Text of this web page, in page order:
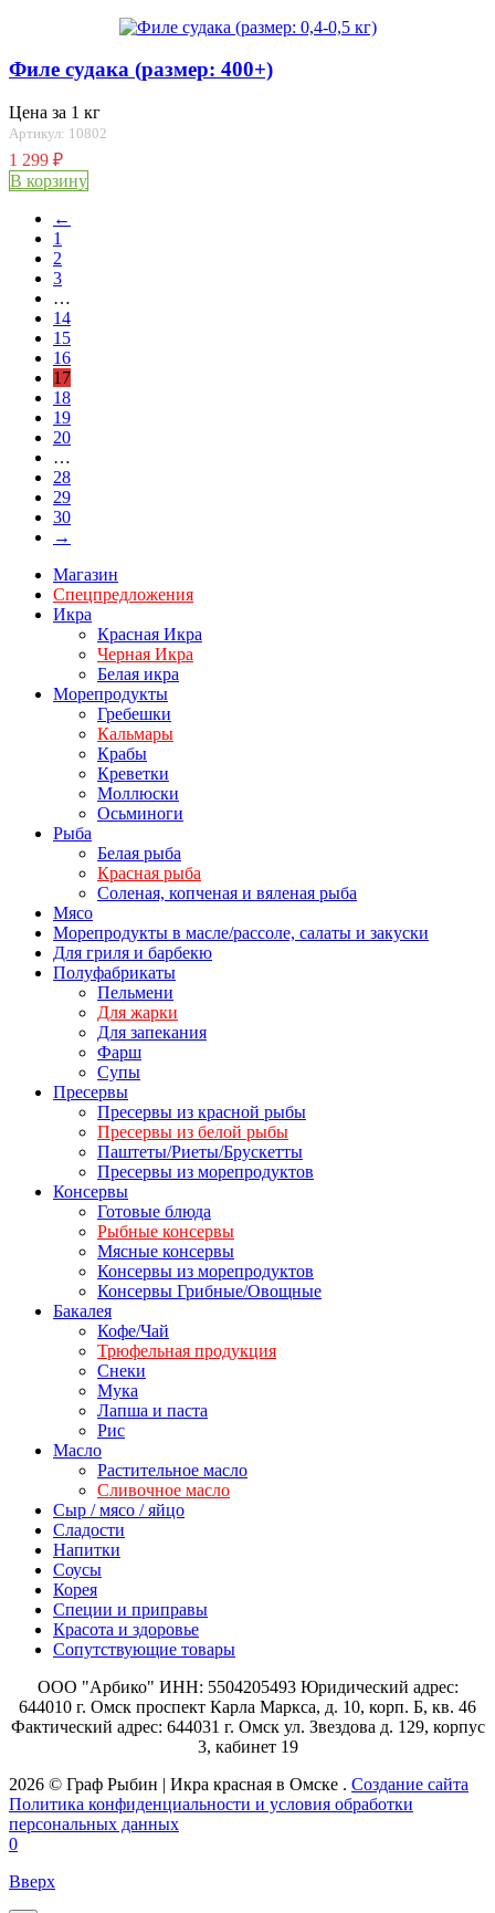
Филе судака (размер: 400+)
Цена за 1 кг
Артикул: 10802
1 299 ₽
В корзину
←
1
2
3
…
14
15
16
17
18
19
20
…
28
29
30
→
Магазин
Спецпредложения
Икра
Красная Икра
Черная Икра
Белая икра
Морепродукты
Гребешки
Кальмары
Крабы
Креветки
Моллюски
Осьминоги
Рыба
Белая рыба
Красная рыба
Соленая, копченая и вяленая рыба
Мясо
Морепродукты в масле/рассоле, салаты и закуски
Для гриля и барбекю
Полуфабрикаты
Пельмени
Для жарки
Для запекания
Фарш
Супы
Пресервы
Пресервы из красной рыбы
Пресервы из белой рыбы
Паштеты/Риеты/Брускетты
Пресервы из морепродуктов
Консервы
Готовые блюда
Рыбные консервы
Мясные консервы
Консервы из морепродуктов
Консервы Грибные/Овощные
Бакалея
Кофе/Чай
Трюфельная продукция
Снеки
Мука
Лапша и паста
Рис
Масло
Растительное масло
Сливочное масло
Сыр / мясо / яйцо
Сладости
Напитки
Соусы
Корея
Специи и приправы
Красота и здоровье
Сопутствующие товары
ООО "Арбико" ИНН: 5504205493 Юридический адрес:
644010 г. Омск проспект Карла Маркса, д. 10, корп. Б, кв. 46
Фактический адрес: 644031 г. Омск ул. Звездова д. 129, корпус
3, кабинет 19
2026 © Граф Рыбин | Икра красная в Омске . Создание сайта
Политика конфиденциальности и условия обработки
персональных данных
0
Вверх